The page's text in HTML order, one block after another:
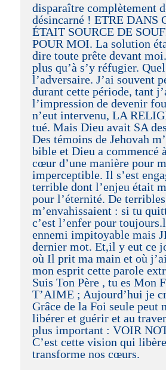
disparaître complètement
désincarné ! ETRE DANS
ÉTAIT SOURCE DE
POUR MOI. La solution
dire toute prête devant
plus qu’à s’y réfugier.
l’adversaire. J’ai souvent
durant cette période, tant
l’impression de devenir
n’eut intervenu, LA
tué. Mais Dieu avait SA
Des témoins de Jehovah
bible et Dieu a commencé
cœur d’une manière pour
imperceptible. Il s’est
terrible dont l’enjeu était
pour l’éternité. De
m’envahissaient : si tu
c’est l’enfer pour
ennemi impitoyable mais
dernier mot. Et,il y eut ce
où Il prit ma main et où
mon esprit cette parole
Suis Ton Père , tu es Mon
T’AIME ; Aujourd’hui je
Grâce de la Foi seule peut
libérer et guérir et au
plus important : VOIR
C’est cette vision qui
transforme nos cœurs.